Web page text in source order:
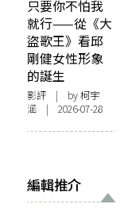
只要你不怕我
就行——從《大
盜歌王》看邱
剛健女性形象
的誕生
影評 | by 柯宇
涵 | 2026-07-28
編輯推介